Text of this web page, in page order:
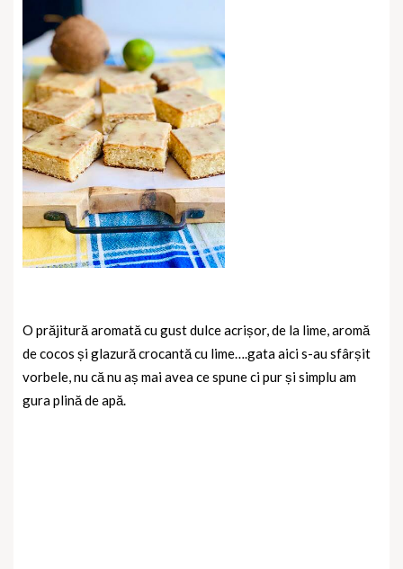
O prăjitură aromată cu gust dulce acrișor, de la lime, aromă
de cocos și glazură crocantă cu lime….gata aici s-au sfârșit
vorbele, nu că nu aș mai avea ce spune ci pur și simplu am
gura plină de apă.